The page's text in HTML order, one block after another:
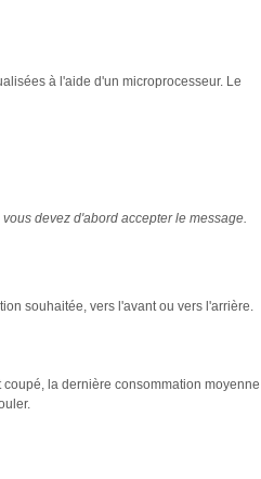
à l'aide d'un microprocesseur. Le
devez d'abord accepter le message.
souhaitée, vers l'avant ou vers l'arrière.
la dernière consommation moyenne